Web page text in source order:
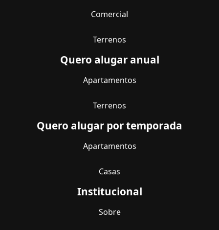
Comercial
Terrenos
Quero alugar anual
Apartamentos
Terrenos
Quero alugar por temporada
Apartamentos
Casas
Institucional
Sobre